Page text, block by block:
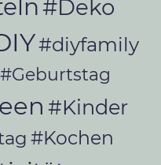
#Deko
#diyfamily
#Geburtstag
#Kinder
#Kochen